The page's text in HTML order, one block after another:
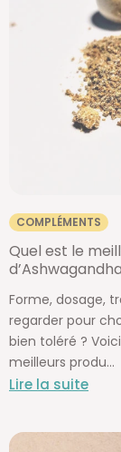
COMPLÉMENTS
Quel est le
Forme, dosage,
regarder pour
bien toléré ?
meilleurs produ...
Lire la suite